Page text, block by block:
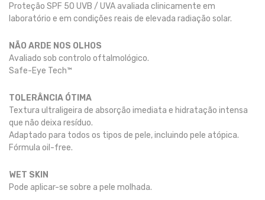
Proteção SPF 50 UVB / UVA avaliada clinicamente em
laboratório e em condições reais de elevada radiação solar.
NÃO ARDE NOS OLHOS
Avaliado sob controlo oftalmológico.
Safe-Eye Tech™
TOLERÂNCIA ÓTIMA
Textura ultraligeira de absorção imediata e hidratação intensa
que não deixa resíduo.
Adaptado para todos os tipos de pele, incluindo pele atópica.
Fórmula oil-free.
WET SKIN
Pode aplicar-se sobre a pele molhada.